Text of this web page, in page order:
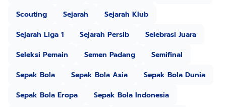
Scouting
Sejarah
Sejarah Klub
Sejarah Liga 1
Sejarah Persib
Selebrasi Juara
Seleksi Pemain
Semen Padang
Semifinal
Sepak Bola
Sepak Bola Asia
Sepak Bola Dunia
Sepak Bola Eropa
Sepak Bola Indonesia